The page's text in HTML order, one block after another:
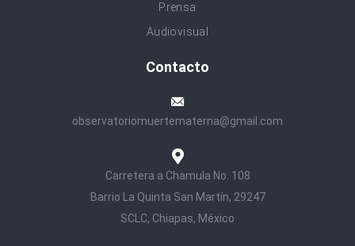
Prensa
Audiovisual
Contacto
observatoriomuertematerna@gmail.com
Carretera a Chamula No. 108
Barrio La Quinta San Martín, 29247
SCLC, Chiapas, México